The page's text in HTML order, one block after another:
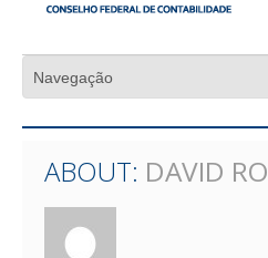
ABOUT: DAVID